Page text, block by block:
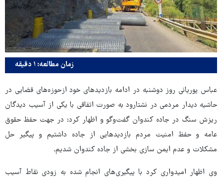
زمان مطالعه: ۱ دقیقه
عباس پوریانی روز دوشنبه در ادامه بازدیدهای خود ازحوزه‌های قضایی در
حاشیه دیدار مردمی در نشتارود به صورت اتفاقی با یکی از آسیب دیدگان
ریزش سنگ در جاده کندوان گفت‌وگو و اظهار کرد: در جهت حفظ حقوق
عامه و حفظ امنیت مردم بازدیدهایی از جاده داشتیم و پیگیر حل
مشکلات و عدم ایمن سازی بخشی از جاده کندوان شدیم.
وی اظهار امیدواری کرد با پیگیری‌های انجام شده به زودی نقاط آسیب